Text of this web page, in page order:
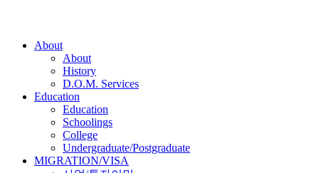
About
About
History
D.O.M. Services
Education
Education
Schoolings
College
Undergraduate/Postgraduate
MIGRATION/VISA